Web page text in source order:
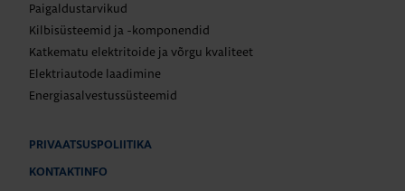
Paigaldustarvikud
Kilbisüsteemid ja -komponendid
Katkematu elektritoide ja võrgu kvaliteet
Elektriautode laadimine
Energiasalvestussüsteemid
PRIVAATSUSPOLIITIKA
KONTAKTINFO